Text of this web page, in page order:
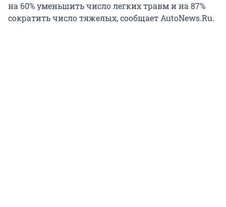
на 60% уменьшить число легких травм и на 87%
сократить число тяжелых, сообщает AutoNews.Ru.